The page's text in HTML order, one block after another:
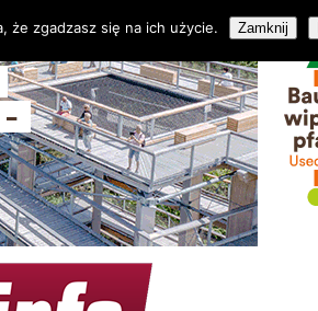
że zgadzasz się na ich użycie. Zamknij